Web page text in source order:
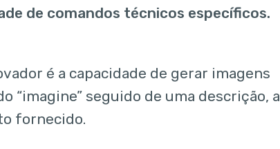
de comandos técnicos específicos.
é a capacidade de gerar imagens
“imagine” seguido de uma descrição, a
fornecido.